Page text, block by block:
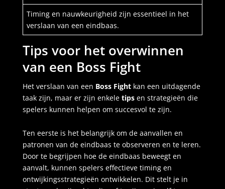
Timing en nauwkeurigheid zijn essentieel in het
verslaan van een eindbaas.
Tips voor het overwinnen
van een Boss Fight
Het verslaan van een Boss Fightkan een uitdagende
taak zijn, maar er zijn enkele tipsen strategieën die
spelers kunnen helpen om succesvol te zijn.
Ten eerste is het belangrijk om de aanvallen en
patronen van de eindbaas te observeren en te leren.
Door te begrijpen hoe de eindbaas beweegt en
aanvalt, kunnen spelers effectieve timing en
ontwijkingsstrategieën ontwikkelen. Dit stelt je in